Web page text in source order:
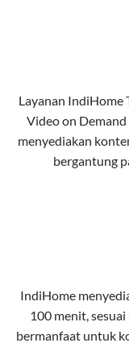
Teknologi di
Wifi
pelanggan.
keunggulan:
Kecepatan
dibandingkan
Latensi
Layanan IndiHome
Video on
menyediakan
bergantung
IndiHome
100 menit,
bermanfaat untuk